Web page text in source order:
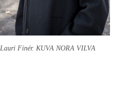
Lauri Finér. KUVA NORA VILVA